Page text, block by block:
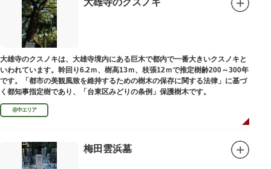
大雄寺のクスノキ
大雄寺のクスノキは、大雄寺境内にある巨木で都内で一番大きいクスノキと
いわれています。幹回り6.2ｍ、樹高13ｍ、枝張12ｍで推定樹齢200～300年
です。「都市の美観風致を維持するための樹木の保存に関する法律」に基づ
く都知事指定樹であり、「台東区みどりの条例」保護樹木です。
谷中エリア
梅田雲浜墓